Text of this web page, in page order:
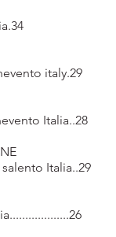
italy.29
Italia..28
Italia..29